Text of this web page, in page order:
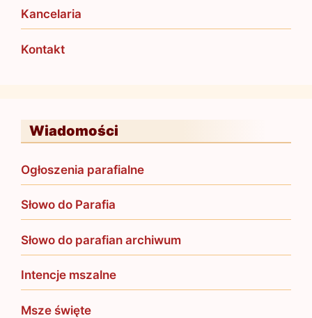
Kancelaria
Kontakt
Wiadomości
Ogłoszenia parafialne
Słowo do Parafia
Słowo do parafian archiwum
Intencje mszalne
Msze święte